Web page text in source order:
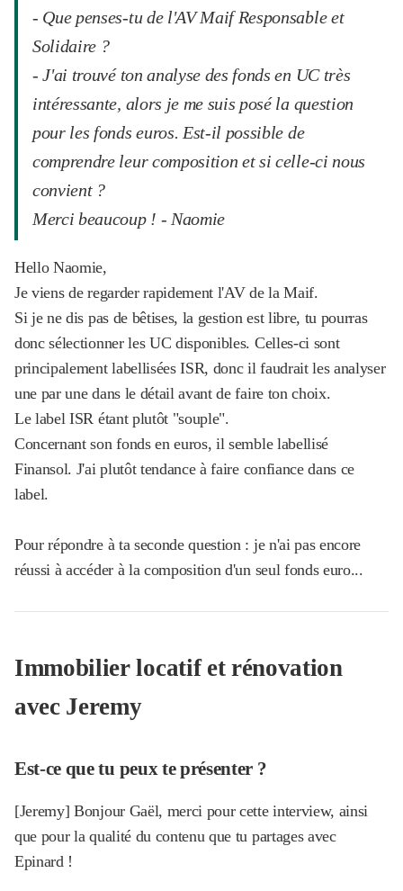
- Que penses-tu de l'AV Maif Responsable et
Solidaire ?
- J'ai trouvé ton analyse des fonds en UC très
intéressante, alors je me suis posé la question
pour les fonds euros. Est-il possible de
comprendre leur composition et si celle-ci nous
convient ?
Merci beaucoup ! - Naomie
Hello Naomie,
Je viens de regarder rapidement l'AV de la Maif.
Si je ne dis pas de bêtises, la gestion est libre, tu pourras
donc sélectionner les UC disponibles. Celles-ci sont
principalement labellisées ISR, donc il faudrait les analyser
une par une dans le détail avant de faire ton choix.
Le label ISR étant plutôt "souple".
Concernant son fonds en euros, il semble labellisé
Finansol. J'ai plutôt tendance à faire confiance dans ce
label.
Pour répondre à ta seconde question : je n'ai pas encore
réussi à accéder à la composition d'un seul fonds euro...
Immobilierlocatif et rénovation
avec Jeremy
Est-ce que tu peux te présenter ?
[Jeremy] Bonjour Gaël, merci pour cette interview, ainsi
que pour la qualité du contenu que tu partages avec
Epinard !